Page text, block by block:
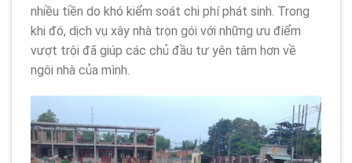
nhiều tiền do khó kiểm soát chi phí phát sinh. Trong
khi đó, dịch vụ xây nhà trọn gói với những ưu điểm
vượt trội đã giúp các chủ đầu tư yên tâm hơn về
ngôi nhà của mình.